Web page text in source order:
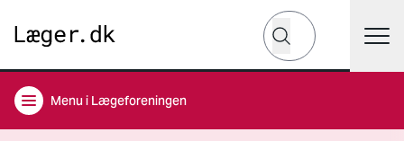
Hvad leder du efter?
Søg
Menu i Lægeforeningen